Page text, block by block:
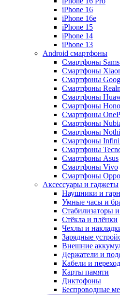
iPhone 16
iPhone 16e
iPhone 15
iPhone 14
iPhone 13
Android cмартфоны
Смартфоны
Смартфоны
Смартфоны
Смартфоны
Смартфоны
Смартфоны
Смартфоны
Смартфоны
Смартфоны
Смартфоны
Смартфоны
Смартфоны Asus
Смартфоны Vivo
Смартфоны Oppo
Аксессуары и гаджеты
Наушники и
Умные часы и
Стабилизаторы
Стёкла и плёнки
Чехлы и
Зарядные
Внешние
Держатели и
Кабели и
Карты памяти
Диктофоны
Беспроводные